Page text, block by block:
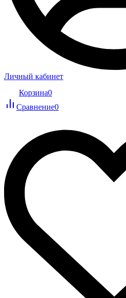
Личный кабинет
Корзина0
Сравнение0